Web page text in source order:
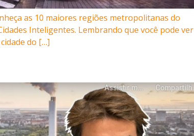
as 10 maiores regiões metropolitanas do
Inteligentes. Lembrando que você pode ver
do […]